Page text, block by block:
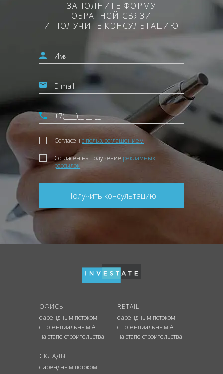
ЗАПОЛНИТЕ ФОРМУ
ОБРАТНОЙ СВЯЗИ
И ПОЛУЧИТЕ КОНСУЛЬТАЦИЮ
Согласен с польз. соглашением
Согласен на получение рекламных
рассылок
Получить консультацию
ОФИСЫ
с арендным потоком
с потенциальным АП
на этапе строительства
RETAIL
с арендным потоком
с потенциальным АП
на этапе строительства
СКЛАДЫ
с арендным потоком